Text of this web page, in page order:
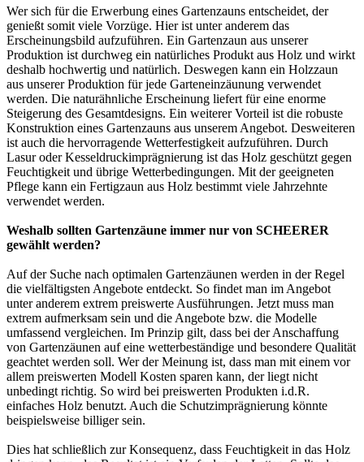
Wer sich für die Erwerbung eines Gartenzauns entscheidet, der
genießt somit viele Vorzüge. Hier ist unter anderem das
Erscheinungsbild aufzuführen. Ein Gartenzaun aus unserer
Produktion ist durchweg ein natürliches Produkt aus Holz und wirkt
deshalb hochwertig und natürlich. Deswegen kann ein Holzzaun
aus unserer Produktion für jede Garteneinzäunung verwendet
werden. Die naturähnliche Erscheinung liefert für eine enorme
Steigerung des Gesamtdesigns. Ein weiterer Vorteil ist die robuste
Konstruktion eines Gartenzauns aus unserem Angebot. Desweiteren
ist auch die hervorragende Wetterfestigkeit aufzuführen. Durch
Lasur oder Kesseldruckimprägnierung ist das Holz geschützt gegen
Feuchtigkeit und übrige Wetterbedingungen. Mit der geeigneten
Pflege kann ein Fertigzaun aus Holz bestimmt viele Jahrzehnte
verwendet werden.
Weshalb sollten Gartenzäune immer nur von SCHEERER
gewählt werden?
Auf der Suche nach optimalen Gartenzäunen werden in der Regel
die vielfältigsten Angebote entdeckt. So findet man im Angebot
unter anderem extrem preiswerte Ausführungen. Jetzt muss man
extrem aufmerksam sein und die Angebote bzw. die Modelle
umfassend vergleichen. Im Prinzip gilt, dass bei der Anschaffung
von Gartenzäunen auf eine wetterbeständige und besondere Qualität
geachtet werden soll. Wer der Meinung ist, dass man mit einem vor
allem preiswerten Modell Kosten sparen kann, der liegt nicht
unbedingt richtig. So wird bei preiswerten Produkten i.d.R.
einfaches Holz benutzt. Auch die Schutzimprägnierung könnte
beispielsweise billiger sein.
Dies hat schließlich zur Konsequenz, dass Feuchtigkeit in das Holz